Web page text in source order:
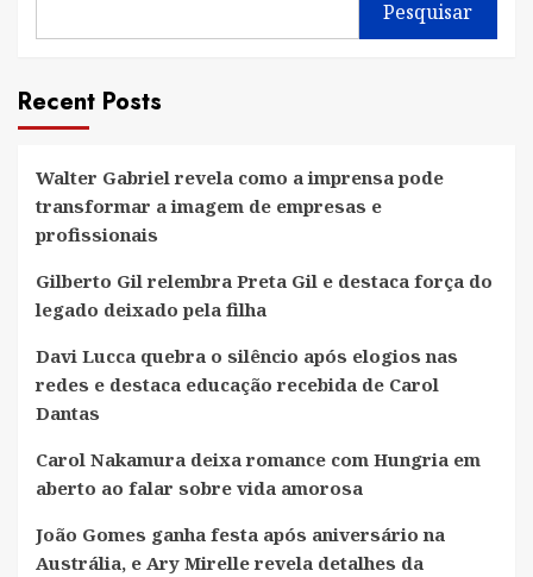
Pesquisar
Recent Posts
Walter Gabriel revela como a imprensa pode
transformar a imagem de empresas e
profissionais
Gilberto Gil relembra Preta Gil e destaca força do
legado deixado pela filha
Davi Lucca quebra o silêncio após elogios nas
redes e destaca educação recebida de Carol
Dantas
Carol Nakamura deixa romance com Hungria em
aberto ao falar sobre vida amorosa
João Gomes ganha festa após aniversário na
Austrália, e Ary Mirelle revela detalhes da